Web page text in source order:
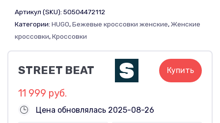
Артикул (SKU): 50504472112
Категории: HUGO,Бежевые кроссовки женские,Женские
кроссовки,Кроссовки
STREET BEAT Купить
11 999 руб.
Цена обновлялась 2025-08-26